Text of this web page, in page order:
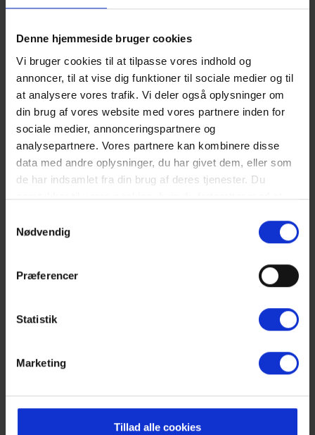
Denne hjemmeside bruger cookies
Vi bruger cookies til at tilpasse vores indhold og
annoncer, til at vise dig funktioner til sociale medier og til
at analysere vores trafik. Vi deler også oplysninger om
din brug af vores website med vores partnere inden for
sociale medier, annonceringspartnere og
analysepartnere. Vores partnere kan kombinere disse
data med andre oplysninger, du har givet dem, eller som
de har indsamlet fra din brug af deres tjenester. Du
samtykker til vores cookies, hvis du fortsætter med at
Nødvendig
Præferencer
Statistik
Marketing
Tillad alle cookies
rigtig godt alternativ til strandture og giver familier mulighed
for at køle af og have det sjovt i trygge omgivelser. Uanset om
det handler om at plaske rundt, svømme baner eller lege i
vandet, er de lokale svømmebassiner et perfekt supplement
til feriens oplevelser ved havet.
Læs mere
LEGOLAND er et absolut must for alle familier med børn. Kun